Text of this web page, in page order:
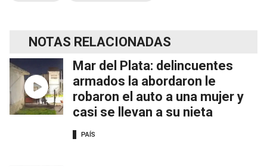
NOTAS RELACIONADAS
Mar del Plata: delincuentes
armados la abordaron le
robaron el auto a una mujer y
casi se llevan a su nieta
PAÍS